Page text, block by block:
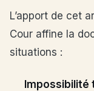
L’apport de cet
Cour affine la
situations :
Impossibilité